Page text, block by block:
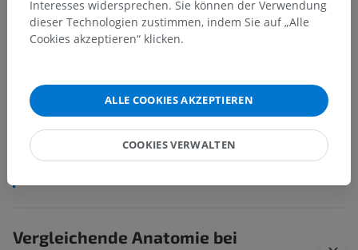
Splanchnologie> Atmungssystem> Brusthöhle>
Brustfellwinkel> Zwerchfell-Rippen-Winkel
Darunterliegende Strukturen:Für dieses anatomische
Teil gibt es keine zugehörigen Strukturen
Vergleichende Anatomie bei
Interesses widersprechen. Sie können der Verwendung
dieser Technologien zustimmen, indem Sie auf „Alle
Cookies akzeptieren“ klicken.
ALLE COOKIES AKZEPTIEREN
COOKIES VERWALTEN